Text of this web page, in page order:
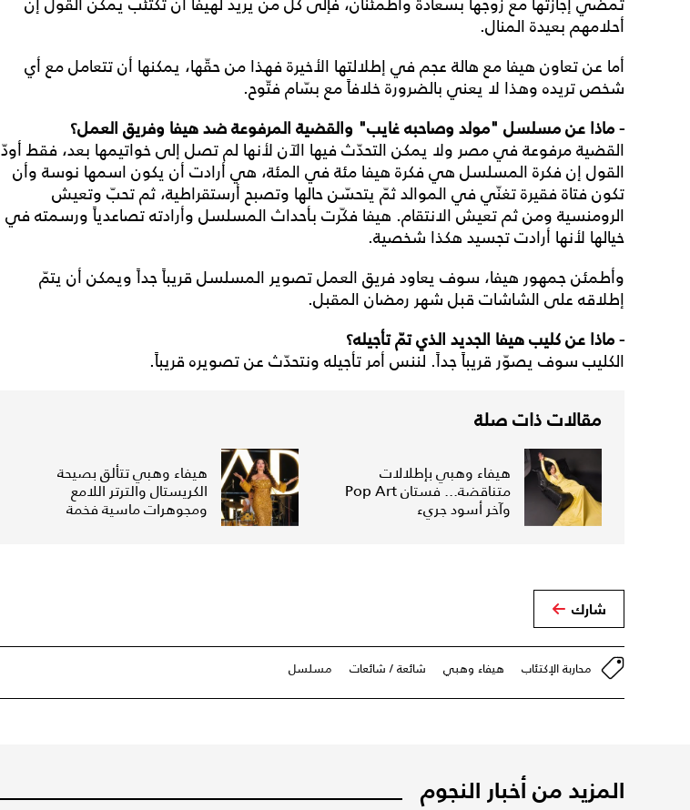
أحلامهم بعيدة المنال.
أما عن تعاون هيفا مع هالة عجم في إطلالتها الأخيرة فهذا من حقّها، يمكنها أن تتعامل مع أي
شخص تريده وهذا لا يعني بالضرورة خلافاً مع بسّام فتّوح.
- ماذا عن مسلسل "مولد وصاحبه غايب" والقضية المرفوعة ضد هيفا وفريق العمل؟
القضية مرفوعة في مصر ولا يمكن التحدّث فيها الآن لأنها لم تصل إلى خواتيمها بعد، فقط أودّ
القول إن فكرة المسلسل هي فكرة هيفا مئة في المئة، هي أرادت أن يكون اسمها نوسة وأن
تكون فتاة فقيرة تغنّي في الموالد ثمّ يتحسّن حالها وتصبح أرستقراطية، ثم تحبّ وتعيش
الرومنسية ومن ثم تعيش الانتقام. هيفا فكّرت بأحداث المسلسل وأرادته تصاعدياً ورسمته في
خيالها لأنها أرادت تجسيد هكذا شخصية.
وأطمئن جمهور هيفا، سوف يعاود فريق العمل تصوير المسلسل قريباً جداً ويمكن أن يتمّ
إطلاقه على الشاشات قبل شهر رمضان المقبل.
- ماذا عن كليب هيفا الجديد الذي تمّ تأجيله؟
الكليب سوف يصوّر قريباً جداً. لننس أمر تأجيله ونتحدّث عن تصويره قريباً.
مقالات ذات صلة
هيفاء وهبي بإطلالات
متناقضة... فستان Pop Art
وآخر أسود جريء
هيفاء وهبي تتألق بصيحة
الكريستال والترتر اللامع
ومجوهرات ماسية فخمة
شارك
محاربة الإكتئاب هيفاء وهبي شائعة / شائعات مسلسل
المزيد من أخبار النجوم